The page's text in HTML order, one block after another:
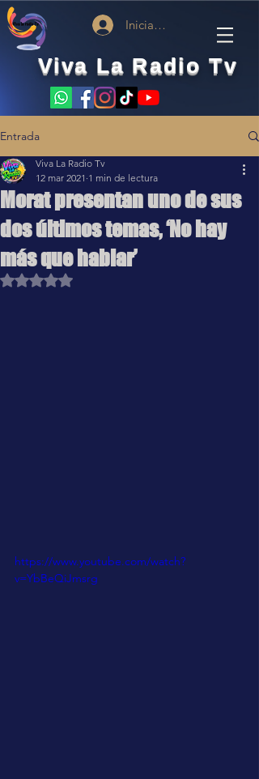
Viva La Radio Tv
Iniciar sesión
Entrada
Morat presentan uno de sus
dos últimos temas, ‘No hay
más que hablar’
Viva La Radio Tv
12 mar 2021 1 min de lectura
Obtuvo NaN de 5 estrellas.
https://www.youtube.com/watch?
v=YbBeQiJmsrg